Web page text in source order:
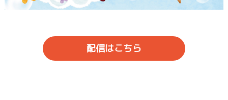
配信はこちら